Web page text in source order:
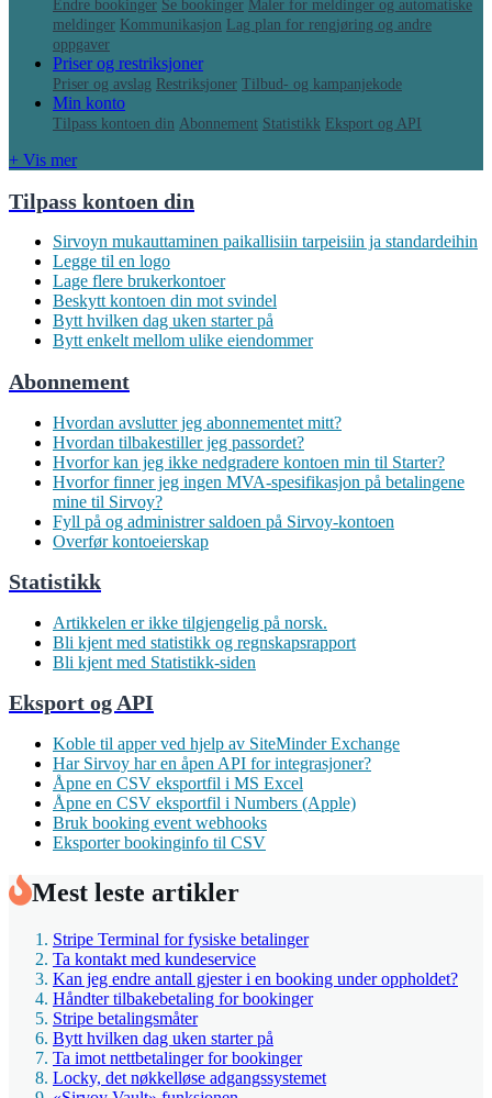
Endre bookinger Se bookinger Maler for meldinger og automatiske
meldinger Kommunikasjon Lag plan for rengjøring og andre
oppgaver
Priser og restriksjoner
Priser og avslag Restriksjoner Tilbud- og kampanjekode
Min konto
Tilpass kontoen din Abonnement Statistikk Eksport og API
+ Vis mer
Tilpass kontoen din
Sirvoyn mukauttaminen paikallisiin tarpeisiin ja standardeihin
Legge til en logo
Lage flere brukerkontoer
Beskytt kontoen din mot svindel
Bytt hvilken dag uken starter på
Bytt enkelt mellom ulike eiendommer
Abonnement
Hvordan avslutter jeg abonnementet mitt?
Hvordan tilbakestiller jeg passordet?
Hvorfor kan jeg ikke nedgradere kontoen min til Starter?
Hvorfor finner jeg ingen MVA-spesifikasjon på betalingene
mine til Sirvoy?
Fyll på og administrer saldoen på Sirvoy-kontoen
Overfør kontoeierskap
Statistikk
Artikkelen er ikke tilgjengelig på norsk.
Bli kjent med statistikk og regnskapsrapport
Bli kjent med Statistikk-siden
Eksport og API
Koble til apper ved hjelp av SiteMinder Exchange
Har Sirvoy har en åpen API for integrasjoner?
Åpne en CSV eksportfil i MS Excel
Åpne en CSV eksportfil i Numbers (Apple)
Bruk booking event webhooks
Eksporter bookinginfo til CSV
Mest leste artikler
Stripe Terminal for fysiske betalinger
Ta kontakt med kundeservice
Kan jeg endre antall gjester i en booking under oppholdet?
Håndter tilbakebetaling for bookinger
Stripe betalingsmåter
Bytt hvilken dag uken starter på
Ta imot nettbetalinger for bookinger
Locky, det nøkkelløse adgangssystemet